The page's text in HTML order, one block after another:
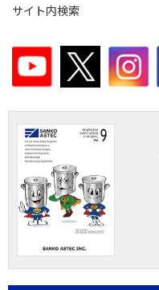
サイト内検索